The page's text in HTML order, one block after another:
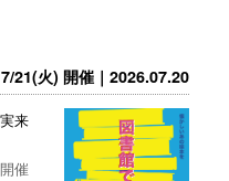
21(火) 開催｜2026.07.20
来
催